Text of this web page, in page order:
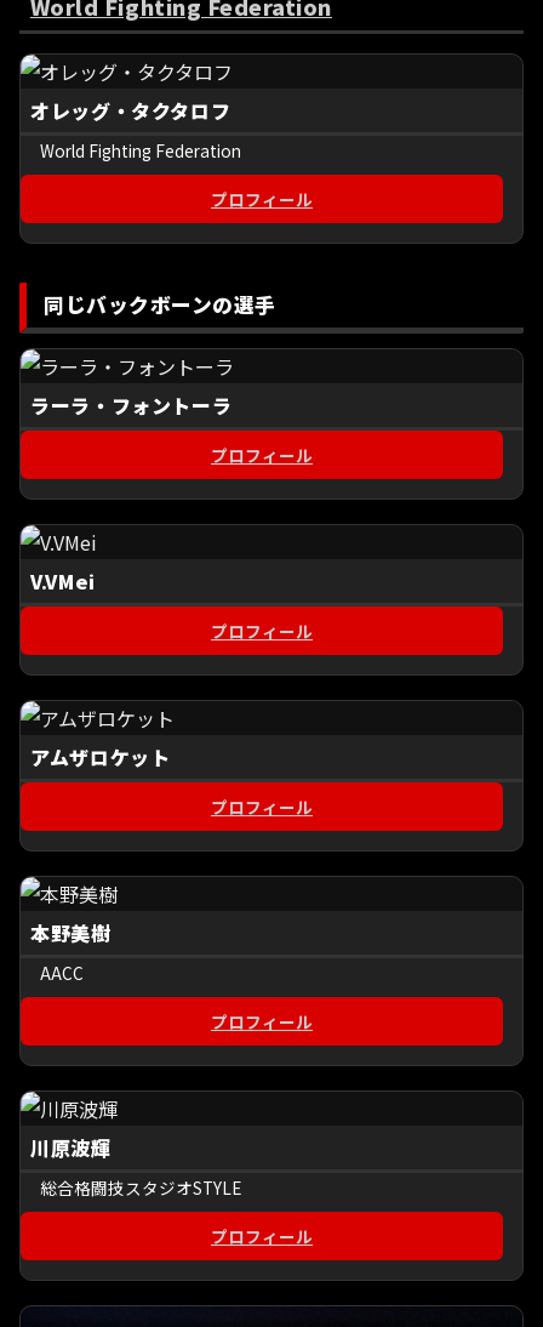
World Fighting Federation
オレッグ・タクタロフ
World Fighting Federation
プロフィール
同じバックボーンの選手
ラーラ・フォントーラ
プロフィール
V.VMei
プロフィール
アムザロケット
プロフィール
本野美樹
AACC
プロフィール
川原波輝
総合格闘技スタジオSTYLE
プロフィール